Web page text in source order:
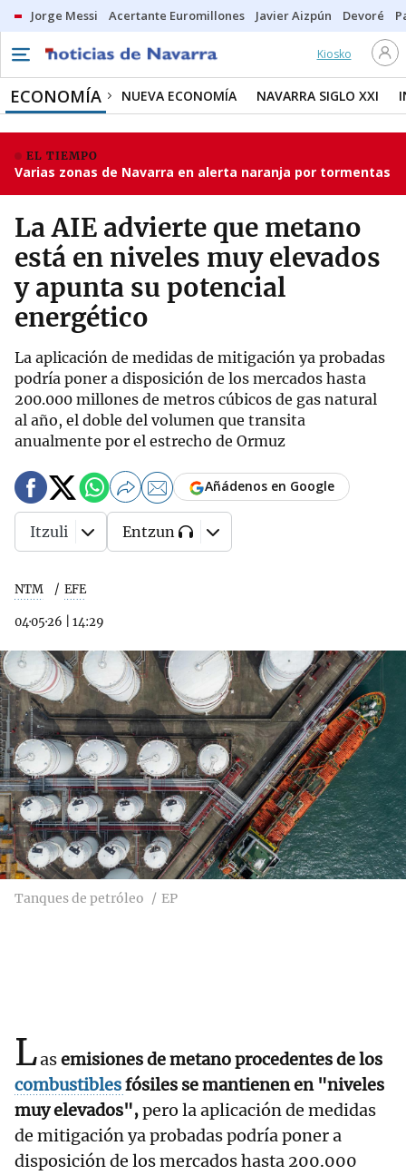
Jorge Messi Acertante Euromillones Javier Aizpún Devoré
Kiosko
ECONOMÍA NUEVA ECONOMÍA NAVARRA SIGLO XXI
EL TIEMPO
Varias zonas de Navarra en alerta naranja por tormentas
La AIE advierte que metano
está en niveles muy elevados
y apunta su potencial
energético
La aplicación de medidas de mitigación ya probadas
podría poner a disposición de los mercados hasta
200.000 millones de metros cúbicos de gas natural
al año, el doble del volumen que transita
anualmente por el estrecho de Ormuz
NTM EFE
04·05·26 14:29
Añádenos en Google
Itzuli Entzun
Tanques de petróleo EP
Lasemisiones de metano procedentes de los
combustiblesfósiles se mantienen en "niveles
muy elevados",pero la aplicación de medidas
de mitigación ya probadas podría poner a
disposición de los mercados hasta 200.000